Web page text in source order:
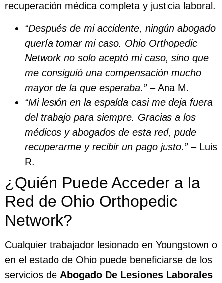
recuperación médica completa y justicia laboral.
“Después de mi accidente, ningún abogado
quería tomar mi caso. Ohio Orthopedic
Network no solo aceptó mi caso, sino que
me consiguió una compensación mucho
mayor de la que esperaba.”– Ana M.
“Mi lesión en la espalda casi me deja fuera
del trabajo para siempre. Gracias a los
médicos y abogados de esta red, pude
recuperarme y recibir un pago justo.”– Luis
R.
¿Quién Puede Acceder a la
Red de Ohio Orthopedic
Network?
Cualquier trabajador lesionado en Youngstown o
en el estado de Ohio puede beneficiarse de los
servicios de Abogado De Lesiones Laborales